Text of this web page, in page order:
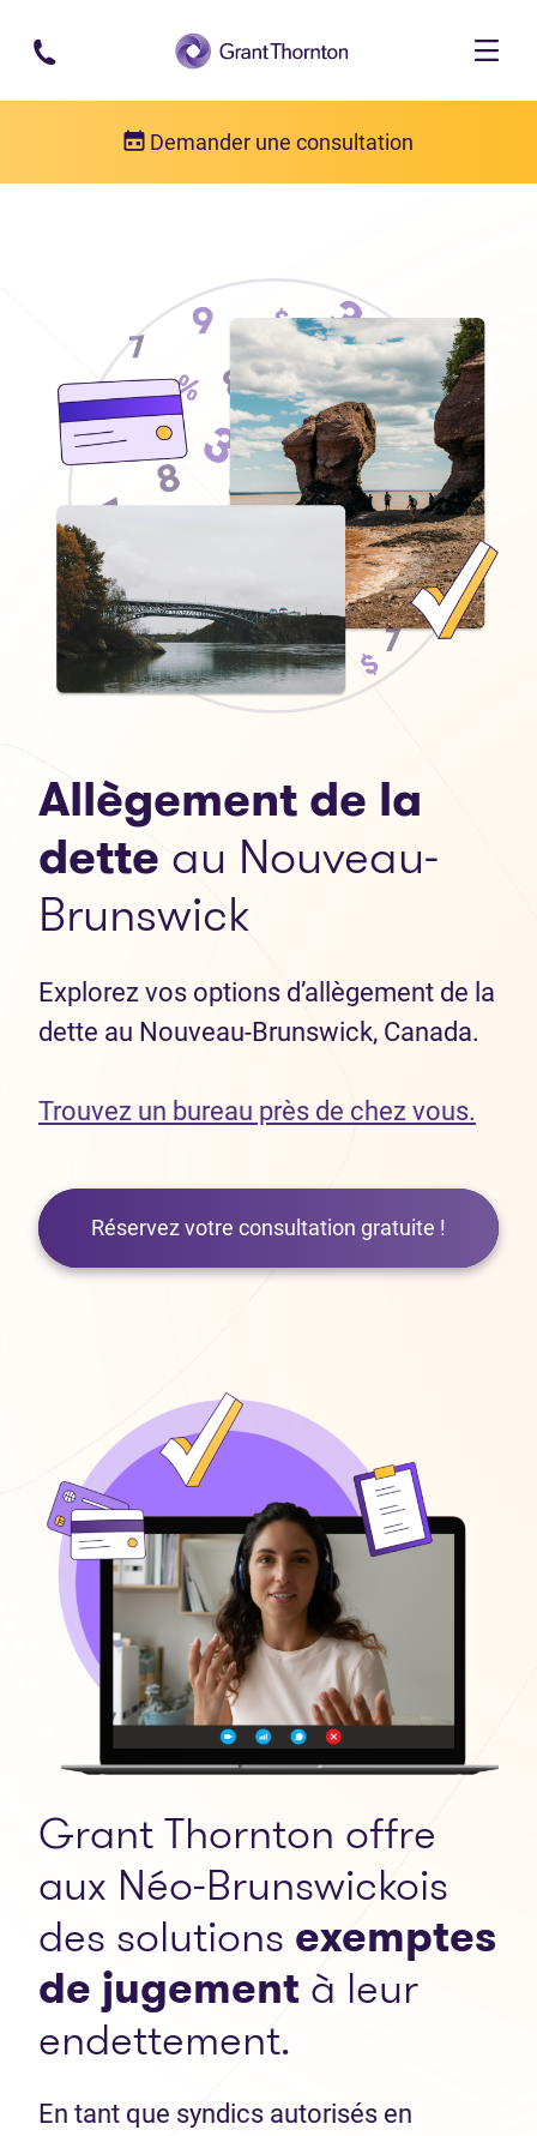
Passer au contenu principal
Demander une consultation
Allègement de la
dette au Nouveau-
Brunswick
Explorez vos options d’allègement de la
dette au Nouveau-Brunswick, Canada.
Trouvez un bureau près de chez vous.
Réservez votre consultation gratuite !
Grant Thornton offre
aux Néo-Brunswickois
des solutions exemptes
de jugementà leur
endettement.
En tant que syndics autorisés en